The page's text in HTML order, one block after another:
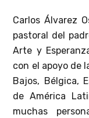
Carlos Álvarez
pastoral del
Arte y
con el apoyo de
Bajos, Bélgica,
de América
muchas